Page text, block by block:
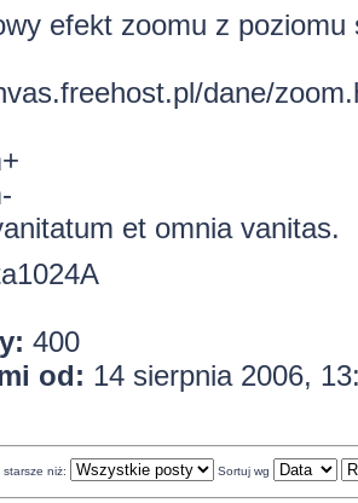
efekt zoomu z poziomu
dane/
et omnia vanitas.
400
od: 14 sierpnia 2006,
starsze niż: Sortuj wg